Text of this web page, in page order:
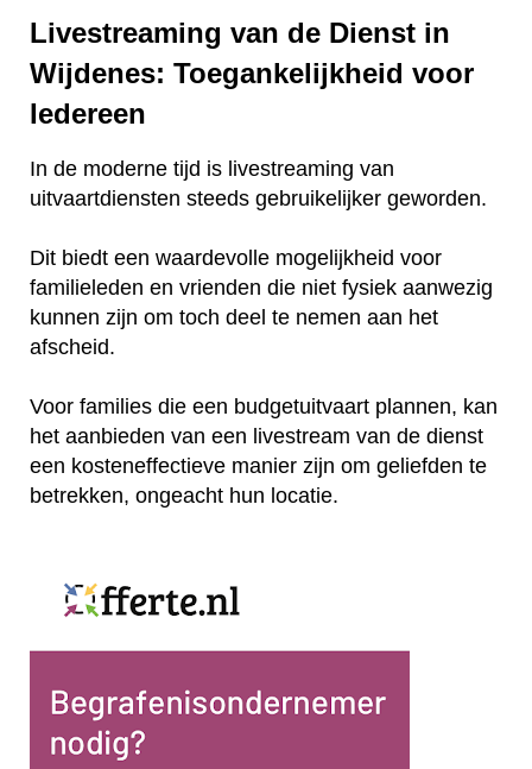
Livestreaming van de Dienst in
Wijdenes: Toegankelijkheid voor
Iedereen
In de moderne tijd is livestreaming van
uitvaartdiensten steeds gebruikelijker geworden.
Dit biedt een waardevolle mogelijkheid voor
familieleden en vrienden die niet fysiek aanwezig
kunnen zijn om toch deel te nemen aan het
afscheid.
Voor families die een budgetuitvaart plannen, kan
het aanbieden van een livestream van de dienst
een kosteneffectieve manier zijn om geliefden te
betrekken, ongeacht hun locatie.